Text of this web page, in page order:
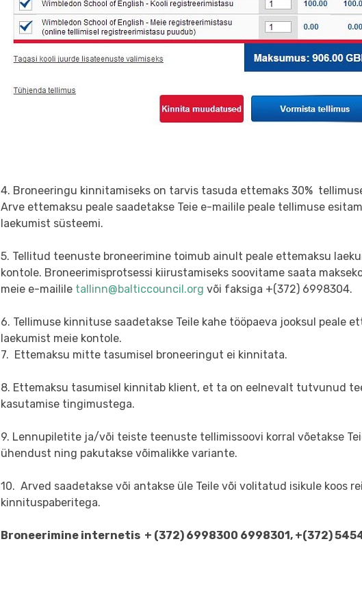
4. Broneeringu kinnitamiseks on tarvis tasuda ettemaks 30%
Arve ettemaksu peale saadetakse Teie e-mailile peale tellimuse
laekumist süsteemi.
5. Tellitud teenuste broneerimine toimub ainult peale ettemaksu
kontole. Broneerimisprotsessi kiirustamiseks soovitame saata
meie e-mailile tallinn@balticcouncil.org või faksiga +(372) 6998304.
6. Tellimuse kinnituse saadetakse Teile kahe tööpaeva jooksul peale
laekumist meie kontole.
7. Ettemaksu mitte tasumisel broneeringut ei kinnitata.
8. Ettemaksu tasumisel kinnitab klient, et ta on eelnevalt tutvunud
kasutamise tingimustega.
9. Lennupiletite ja/või teiste teenuste tellimissoovi korral võetakse
ühendust ning pakutakse võimalikke variante.
10. Arved saadetakse või antakse üle Teile või volitatud isikule koos
kinnituspaberitega.
Broneerimine internetis + (372) 6998300 6998301, +(372)